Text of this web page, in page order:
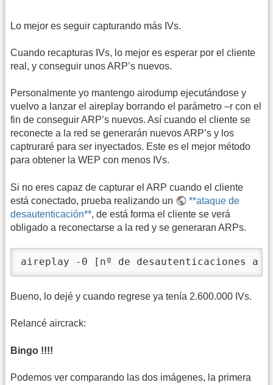
Lo mejor es seguir capturando más IVs.
Cuando recapturas IVs, lo mejor es esperar por el cliente
real, y conseguir unos ARP’s nuevos.
Personalmente yo mantengo airodump ejecutándose y
vuelvo a lanzar el aireplay borrando el parámetro –r con el
fin de conseguir ARP’s nuevos. Así cuando el cliente se
reconecte a la red se generarán nuevos ARP’s y los
captruraré para ser inyectados. Este es el mejor método
para obtener la WEP con menos IVs.
Si no eres capaz de capturar el ARP cuando el cliente
está conectado, prueba realizando un
**ataque de
desautenticación**, de está forma el cliente se verá
obligado a reconectarse a la red y se generaran ARPs.
aireplay -0 [nº de desautenticaciones
Bueno, lo dejé y cuando regrese ya tenía 2.600.000 IVs.
Relancé aircrack:
Bingo !!!!
Podemos ver comparando las dos imágenes, la primera